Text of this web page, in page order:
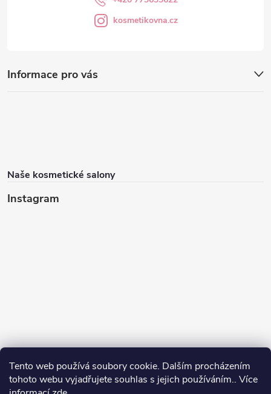
Tento web používá soubory cookie. Dalším procházením
tohoto webu vyjadřujete souhlas s jejich používáním.. Více
Informace pro vás
Naše kosmetické salony
Instagram
kosmetikovna.cz